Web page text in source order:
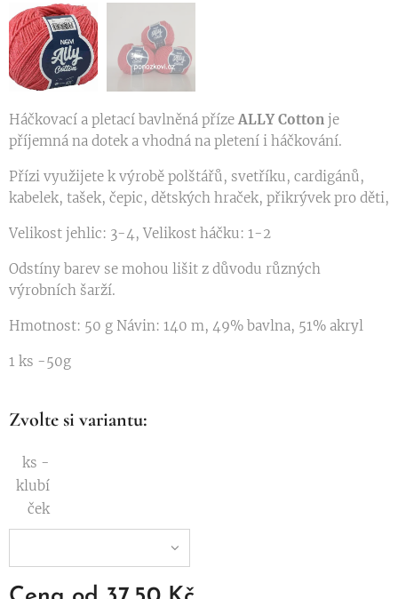
Háčkovací a pletací bavlněná přízeALLY Cotton je
příjemná na dotek a vhodná na pletení i háčkování.
Přízi využijete k výrobě polštářů, svetříku, cardigánů,
kabelek, tašek, čepic, dětských hraček, přikrývek pro děti,
Velikost jehlic: 3-4, Velikost háčku: 1-2
Odstíny barev se mohou lišit z důvodu různých
výrobních šarží.
Hmotnost: 50 g Návin: 140 m, 49% bavlna, 51% akryl
1 ks -50g
Zvolte si variantu:
ks -
klubí
ček